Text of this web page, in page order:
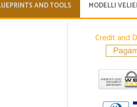
AND TOOLS MODELLI
Credit and